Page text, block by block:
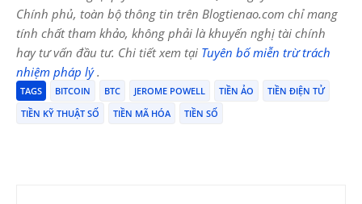
Chính phủ, toàn bộ thông tin trên Blogtienao.com chỉ mang
tính chất tham khảo, không phải là khuyến nghị tài chính
hay tư vấn đầu tư. Chi tiết xem tại Tuyên bố miễn trừ trách
nhiệm pháp lý.
TAGS BITCOIN BTC JEROME POWELL TIỀN ẢO
TIỀN ĐIỆN TỬ
TIỀN KỸ THUẬT SỐ
TIỀN MÃ HÓA TIỀN SỐ